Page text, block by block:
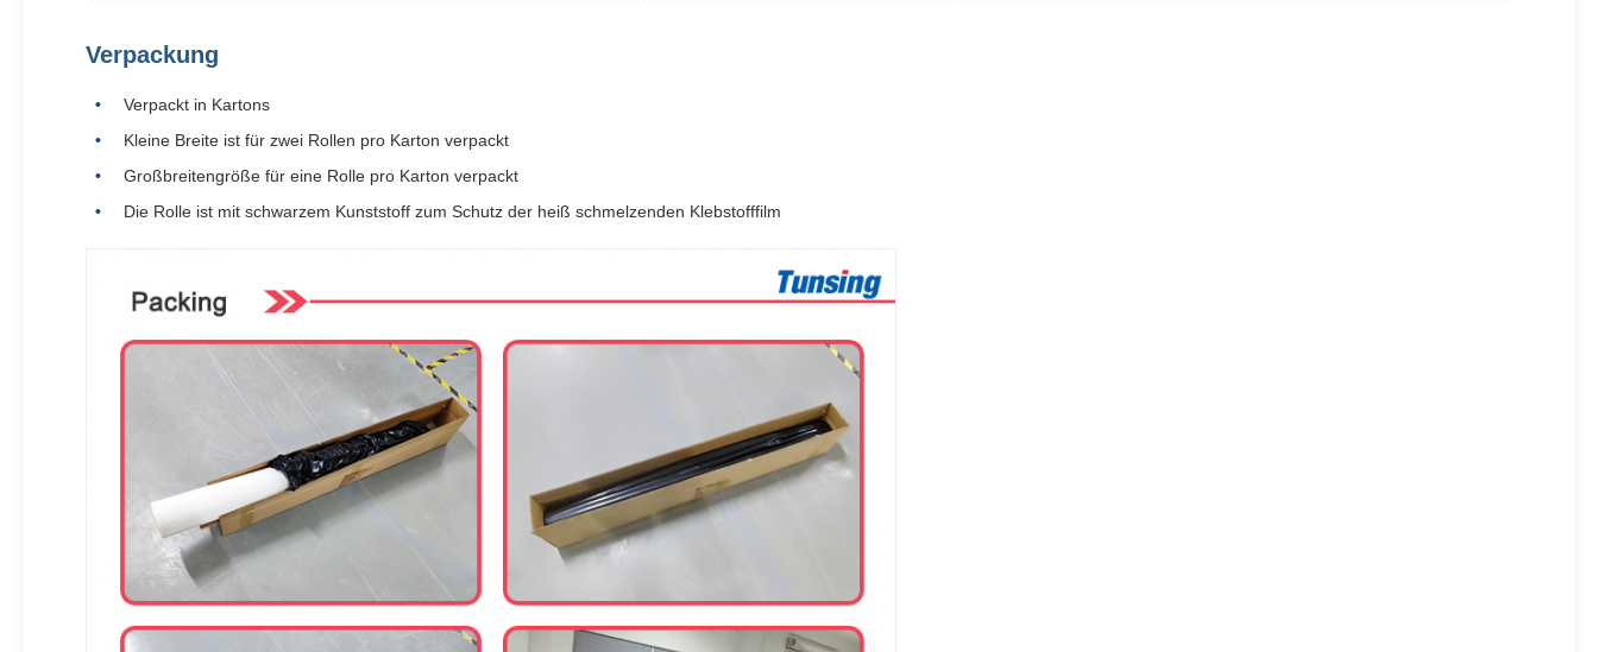
Verpackung
Verpackt in Kartons
Kleine Breite ist für zwei Rollen pro Karton verpackt
Großbreitengröße für eine Rolle pro Karton verpackt
Die Rolle ist mit schwarzem Kunststoff zum Schutz der heiß schmelzenden Klebstofffilm